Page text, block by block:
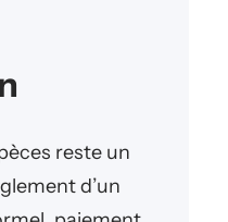
reste un
d’un